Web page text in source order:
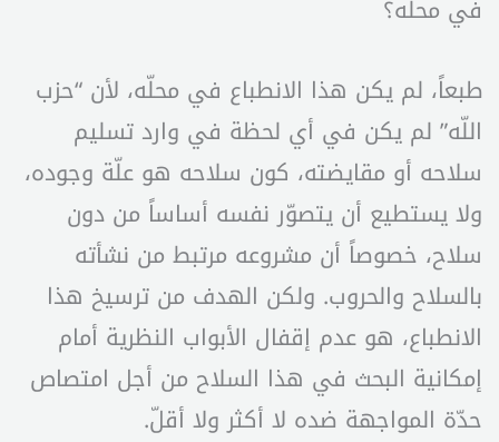
في محلّه؟
طبعاً، لم يكن هذا الانطباع في محلّه، لأن “حزب
اللّه” لم يكن في أي لحظة في وارد تسليم
سلاحه أو مقايضته، كون سلاحه هو علّة وجوده،
ولا يستطيع أن يتصوّر نفسه أساساً من دون
سلاح، خصوصاً أن مشروعه مرتبط من نشأته
بالسلاح والحروب. ولكن الهدف من ترسيخ هذا
الانطباع، هو عدم إقفال الأبواب النظرية أمام
إمكانية البحث في هذا السلاح من أجل امتصاص
حدّة المواجهة ضده لا أكثر ولا أقلّ.